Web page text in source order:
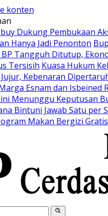
konten
Dukung Pembukaan
Hanya Jadi Penonton
Tangguh Ditutup,
Tersisih Kuasa Hukum
Kebenaran
Esnam dan Isbeined
Menunggu Keputusan
Bintuni Jawab Satu per
Makan Bergizi Gratis